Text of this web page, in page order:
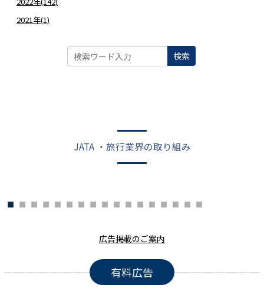
2021年(1)
検索
JATA ・旅行業界の取り組み
広告掲載のご案内
有料広告